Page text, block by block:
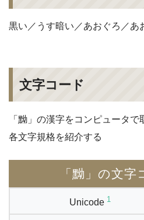
黒い／うす暗い／あおぐろ／あ
文字コード
「黝」の漢字をコンピュータ
各文字規格を紹介する
「黝」の文字
Unicode 1